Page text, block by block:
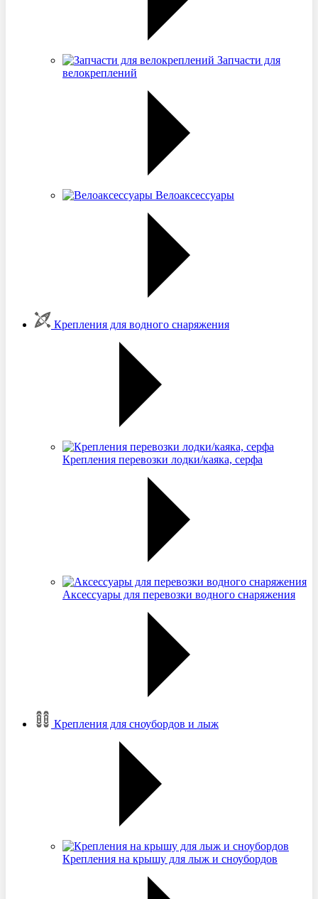
Запчасти для
велокреплений
Велоаксессуары
Крепления для водного снаряжения
Крепления перевозки лодки/каяка, серфа
Аксессуары для перевозки водного снаряжения
Крепления для сноубордов и лыж
Крепления на крышу для лыж и сноубордов